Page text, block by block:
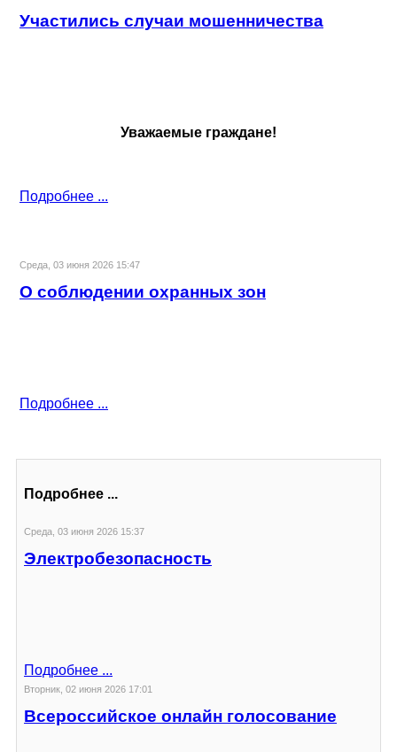
Участились случаи мошенничества
Уважаемые граждане!
Подробнее ...
Среда, 03 июня 2026 15:47
О соблюдении охранных зон
Подробнее ...
Подробнее ...
Среда, 03 июня 2026 15:37
Электробезопасность
Подробнее ...
Вторник, 02 июня 2026 17:01
Всероссийское онлайн голосование